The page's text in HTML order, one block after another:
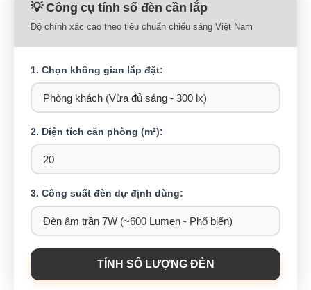
💡 Công cụ tính số đèn cần lắp
Độ chính xác cao theo tiêu chuẩn chiếu sáng Việt Nam
1. Chọn không gian lắp đặt:
2. Diện tích căn phòng (m²):
3. Công suất đèn dự định dùng:
TÍNH SỐ LƯỢNG ĐÈN